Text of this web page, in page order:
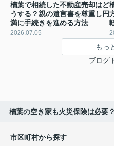
楠葉で相続した不動産売却はど
うする？親の遺言書を尊重し円
満に手続きを進める方法
2026.07.05
もっ
ブログ
楠葉の空き家も火災保険は必要
市区町村から探す